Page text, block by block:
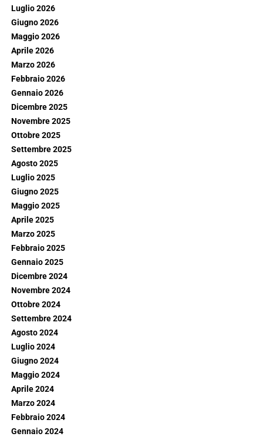
Luglio 2026
Giugno 2026
Maggio 2026
Aprile 2026
Marzo 2026
Febbraio 2026
Gennaio 2026
Dicembre 2025
Novembre 2025
Ottobre 2025
Settembre 2025
Agosto 2025
Luglio 2025
Giugno 2025
Maggio 2025
Aprile 2025
Marzo 2025
Febbraio 2025
Gennaio 2025
Dicembre 2024
Novembre 2024
Ottobre 2024
Settembre 2024
Agosto 2024
Luglio 2024
Giugno 2024
Maggio 2024
Aprile 2024
Marzo 2024
Febbraio 2024
Gennaio 2024